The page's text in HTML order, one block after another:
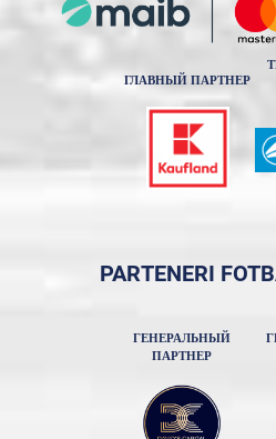
ГЛАВНЫЙ ПАРТНЕР
PARTENERI
ГЕНЕРАЛЬНЫЙ
ПАРТНЕР